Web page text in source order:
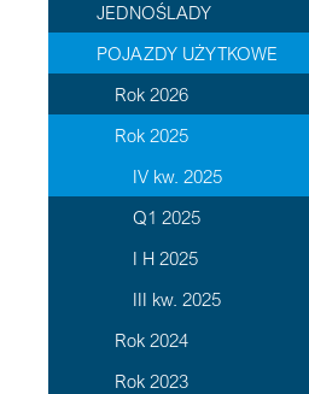
JEDNOŚLADY
POJAZDY UŻYTKOWE
Rok 2026
Rok 2025
IV kw. 2025
Q1 2025
I H 2025
III kw. 2025
Rok 2024
Rok 2023